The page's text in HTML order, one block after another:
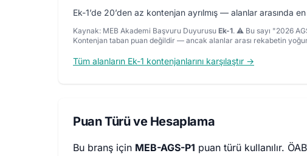
Ek-1’de 20’den az kontenjan ayrılmış — alanlar arasında
Kaynak: MEB Akademi Başvuru Duyurusu Ek-1. ⚠️ Bu sayı "2026
Kontenjan taban puan değildir — ancak alanlar arası rekabetin
Tüm alanların Ek-1 kontenjanlarını karşılaştır →
Puan Türü ve Hesaplama
Bu branş için MEB-AGS-P1 puan türü kullanılır.